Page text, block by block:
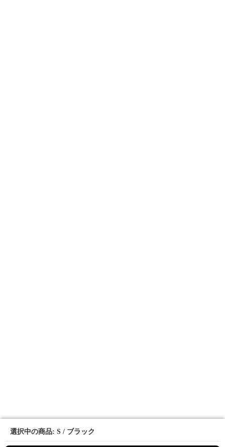
選択中の商品: S / ブラック
選択中の商品: S / ブラック